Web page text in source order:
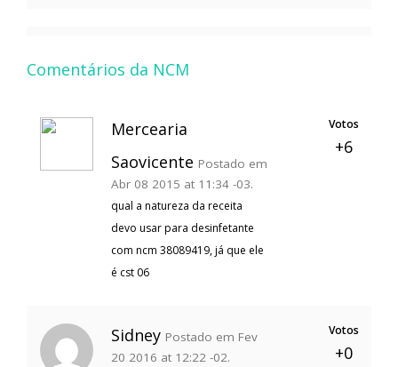
Comentários da NCM
Mercearia
Saovicente Postado em
Abr 08 2015 at 11:34 -03.
qual a natureza da receita
devo usar para desinfetante
com ncm 38089419, já que ele
é cst 06
Votos
+6
Sidney Postado em Fev
20 2016 at 12:22 -02.
Votos
+0